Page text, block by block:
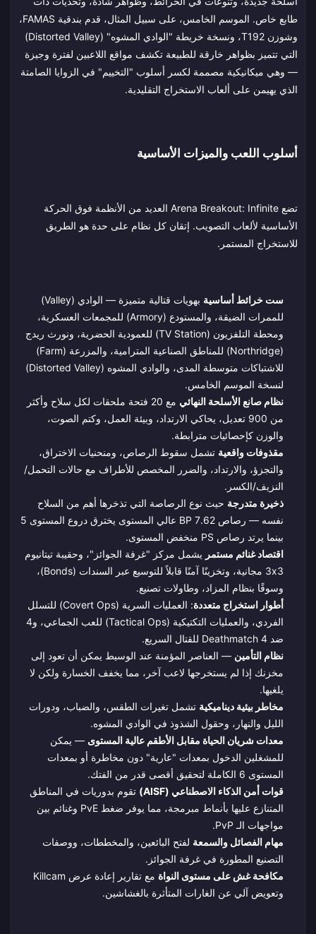
طابع خاص. الموسم الخامس، على سبيل المثال، قدم بندقية FAMAS،
وشوزن T192، ونسخة خريطة "الوادي المشوه" (Distorted Valley)
التي تتميز بظواهر خارقة للطبيعة تكشف مواقع اللاعبين لفترة وجيزة
— وهي ميكانيكية مصممة لكسر أسلوب "التخييم" في الزوايا الصامتة
الذي يهيمن على ألعاب الاستخراج التقليدية.
أسلوب اللعب والميزات الأساسية
تضع Arena Breakout: Infinite العديد من الأنظمة فوق الحركة
الأساسية لألعاب التصويب. إتقان كل نظام على حدة هو الطريق
للاستخراج المستمر.
ست خرائط أساسية
بهويات قتالية متميزة — الوادي (Valley)
للممرات الضيقة، والمستودع (Armory) للمجمعات العسكرية،
ومحطة التلفزيون (TV Station) للعمودية الحضرية، ونورث ريدج
(Northridge) للمناطق الصناعية المترامية، والمزرعة (Farm)
للاشتباكات متوسطة المدى، والوادي المشوه (Distorted Valley)
لنسخة الموسم الخامس.
نظام صانع الأسلحة النهائي
مع 20 فتحة ملحقات لكل سلاح وأكثر
من 900 تعديل، يحاكي الارتداد، وبيئة العمل، وكتم الصوت،
والوزن كإحصائيات مترابطة.
مقذوفات واقعية تشمل سقوط الرصاص، ومنحنيات الاختراق،
والتجزؤ، والارتداد، والضرر المخصص للأطراف مع حالات التحمل/
النزيف/الكسر.
ذخيرة متدرجة حيث نوع الرصاصة التي تذخرها أهم من السلاح
نفسه — رصاص 7.62 BP عالي المستوى يخترق دروع المستوى 5
بينما يرتد رصاص PS منخفض المستوى.
اقتصاد غنائم مستمر يشمل مركز "غرفة الجوائز"، وحقيبة تيتانيوم
3x3 مجانية، وتخزينًا آمنًا قابلاً للتوسيع عبر السندات (Bonds)،
وسوقًا بنظام المزاد، وطاولات تصنيع.
أطوار استخراج متعددة
: العمليات السرية (Covert Ops) للتسلل
الفردي، والعمليات التكتيكية (Tactical Ops) للعب الجماعي، و4
ضد 4 Deathmatch للقتال السريع.
نظام التأمين — العناصر المؤمنة عند الوسيط يمكن أن تعود إلى
مخزنك إذا لم يستخرجها لاعب آخر، مما يخفف الخسارة ولكن لا
يلغيها.
مخاطر بيئية ديناميكية تشمل تغيرات الطقس، والضباب، ودورات
الليل والنهار، وحقول الشذوذ في الوادي المشوه.
معدات شريان الحياة مقابل الأطقم عالية المستوى — يمكن
للمشغلين الدخول بمعدات "عارية" دون مخاطرة أو بمعدات
المستوى 6 الكاملة لتحقيق أقصى قدر من الفتك.
قوات أمن الذكاء الاصطناعي (AISF)
تقوم بدوريات في المناطق
المتنازع عليها بأنماط مبرمجة، مما يوفر ضغط PvE وغنائم بين
مواجهات الـ PvP.
مهام الفصائل والسمعة لفتح البائعين، والمخططات، ووصفات
التصنيع المطورة في غرفة الجوائز.
مكافحة غش على مستوى النواة
مع تقارير إعادة عرض Killcam
وتعويض آلي عن الغارات المتأثرة بالغشاشين.